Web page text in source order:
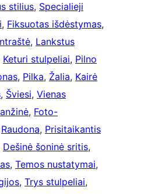
stilius, Specialieji
, Fiksuotas išdėstymas
, Lankstus
Keturi stulpeliai, Pilno
, Pilka, Žalia, Kairė
, Šviesi, Vienas
, Foto-
Raudona, Prisitaikantis
Dešinė šoninė sritis
, Temos nustatymai
, Trys stulpeliai